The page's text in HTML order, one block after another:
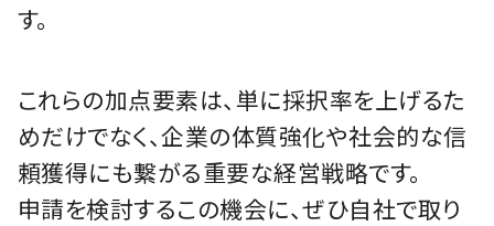
す。
これらの加点要素は、単に採択率を上げるた
めだけでなく、企業の体質強化や社会的な信
頼獲得にも繋がる重要な経営戦略です。
申請を検討するこの機会に、ぜひ自社で取り